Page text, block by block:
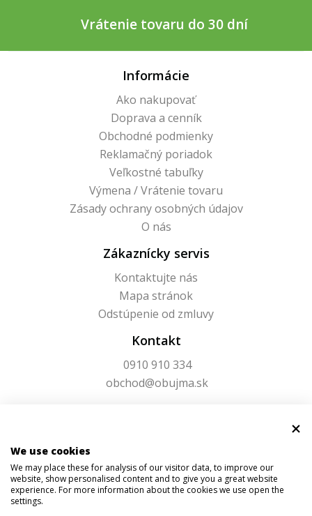
Vrátenie tovaru do 30 dní
Informácie
Ako nakupovať
Doprava a cenník
Obchodné podmienky
Reklamačný poriadok
Veľkostné tabuľky
Výmena / Vrátenie tovaru
Zásady ochrany osobných údajov
O nás
Zákaznícky servis
Kontaktujte nás
Mapa stránok
Odstúpenie od zmluvy
Kontakt
0910 910 334
obchod@obujma.sk
We use cookies
We may place these for analysis of our visitor data, to improve our
website, show personalised content and to give you a great website
experience. For more information about the cookies we use open the
settings.